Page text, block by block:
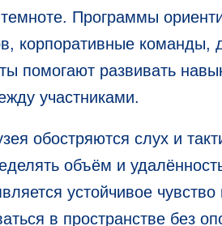
темноте. Программы
корпоративные команды,
помогают развивать
участниками.
обостряются слух и
объём и
устойчивое
в пространстве без